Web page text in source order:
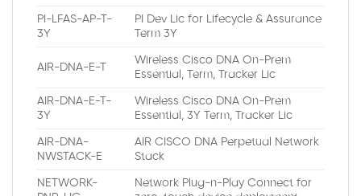
PI-LFAS-AP-T-
3Y
PI Dev Lic for Lifecycle & Assurance
Term 3Y
AIR-DNA-E-T
Wireless Cisco DNA On-Prem
Essential, Term, Tracker Lic
AIR-DNA-E-T-
3Y
Wireless Cisco DNA On-Prem
Essential, 3Y Term, Tracker Lic
AIR-DNA-
NWSTACK-E
AIR CISCO DNA Perpetual Network
Stack
NETWORK-
Network Plug-n-Play Connect for